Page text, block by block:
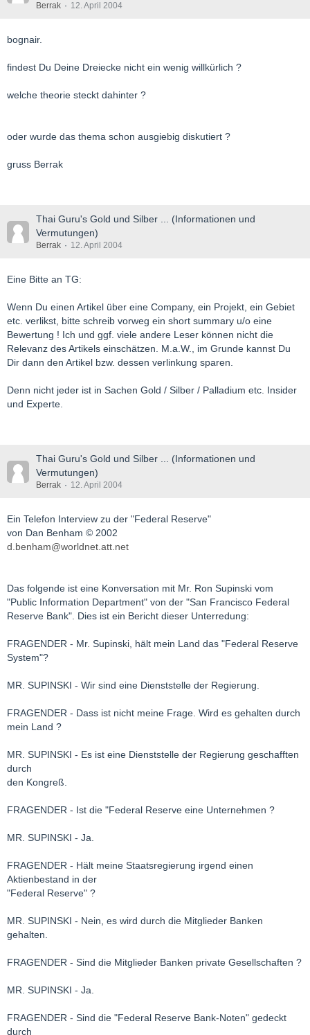
Berrak 12. April 2004
bognair.
findest Du Deine Dreiecke nicht ein wenig willkürlich ?
welche theorie steckt dahinter ?
oder wurde das thema schon ausgiebig diskutiert ?
gruss Berrak
Thai Guru's Gold und Silber ... (Informationen und
Vermutungen)
Berrak 12. April 2004
Eine Bitte an TG:
Wenn Du einen Artikel über eine Company, ein Projekt, ein Gebiet
etc. verlikst, bitte schreib vorweg ein short summary u/o eine
Bewertung ! Ich und ggf. viele andere Leser können nicht die
Relevanz des Artikels einschätzen. M.a.W., im Grunde kannst Du
Dir dann den Artikel bzw. dessen verlinkung sparen.
Denn nicht jeder ist in Sachen Gold / Silber / Palladium etc. Insider
und Experte.
Thai Guru's Gold und Silber ... (Informationen und
Vermutungen)
Berrak 12. April 2004
Ein Telefon Interview zu der "Federal Reserve"
von Dan Benham © 2002
d.benham@worldnet.att.net
Das folgende ist eine Konversation mit Mr. Ron Supinski vom
"Public Information Department" von der "San Francisco Federal
Reserve Bank". Dies ist ein Bericht dieser Unterredung:
FRAGENDER - Mr. Supinski, hält mein Land das "Federal Reserve
System"?
MR. SUPINSKI - Wir sind eine Dienststelle der Regierung.
FRAGENDER - Dass ist nicht meine Frage. Wird es gehalten durch
mein Land ?
MR. SUPINSKI - Es ist eine Dienststelle der Regierung geschafften
durch
den Kongreß.
FRAGENDER - Ist die "Federal Reserve eine Unternehmen ?
MR. SUPINSKI - Ja.
FRAGENDER - Hält meine Staatsregierung irgend einen
Aktienbestand in der
"Federal Reserve" ?
MR. SUPINSKI - Nein, es wird durch die Mitglieder Banken
gehalten.
FRAGENDER - Sind die Mitglieder Banken private Gesellschaften ?
MR. SUPINSKI - Ja.
FRAGENDER - Sind die "Federal Reserve Bank-Noten" gedeckt
durch